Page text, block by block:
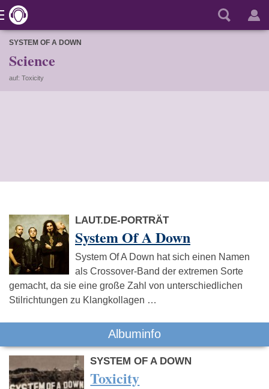
SYSTEM OF A DOWN
Science
auf: Toxicity
LAUT.DE-PORTRÄT
System Of A Down
System Of A Down hat sich einen Namen
als Crossover-Band der extremen Sorte
gemacht, da sie eine große Zahl von unterschiedlichen
Stilrichtungen zu Klangkollagen …
Albuminfo
SYSTEM OF A DOWN
Toxicity